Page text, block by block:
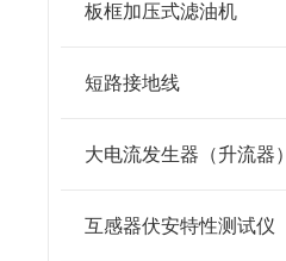
板框加压式滤油机
短路接地线
大电流发生器（升流器）
互感器伏安特性测试仪